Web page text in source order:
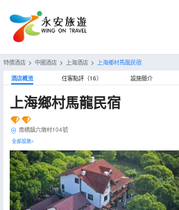
特價酒店 > 中國酒店 > 上海酒店 > 上海鄉村馬龍民宿
酒店概览 住客點評（16） 設施簡介
上海鄉村馬龍民宿
南橋鎮六墩村104號
全部設施>